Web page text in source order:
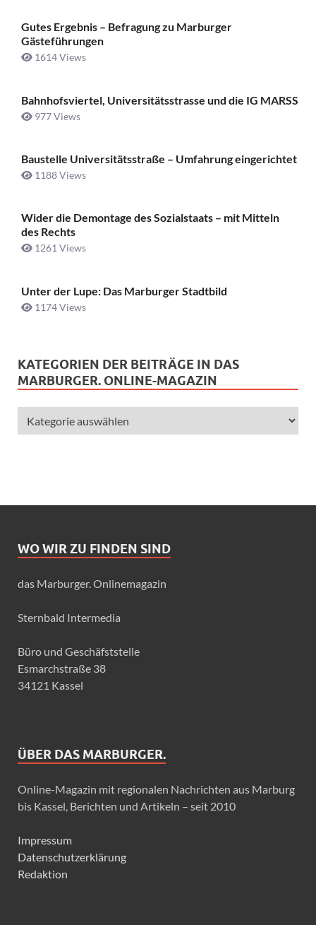
Gutes Ergebnis – Befragung zu Marburger
Gästeführungen
1614 Views
Bahnhofsviertel, Universitätsstrasse und die IG MARSS
977 Views
Baustelle Universitätsstraße ­– Umfahrung eingerichtet
1188 Views
Wider die Demontage des Sozialstaats – mit Mitteln
des Rechts
1261 Views
Unter der Lupe: Das Marburger Stadtbild
1174 Views
KATEGORIEN DER BEITRÄGE IN DAS
MARBURGER. ONLINE-MAGAZIN
WO WIR ZU FINDEN SIND
das Marburger. Onlinemagazin
Sternbald Intermedia
Büro und Geschäfststelle
Esmarchstraße 38
34121 Kassel
ÜBER DAS MARBURGER.
Online-Magazin mit regionalen Nachrichten aus Marburg
bis Kassel, Berichten und Artikeln – seit 2010
Impressum
Datenschutzerklärung
Redaktion